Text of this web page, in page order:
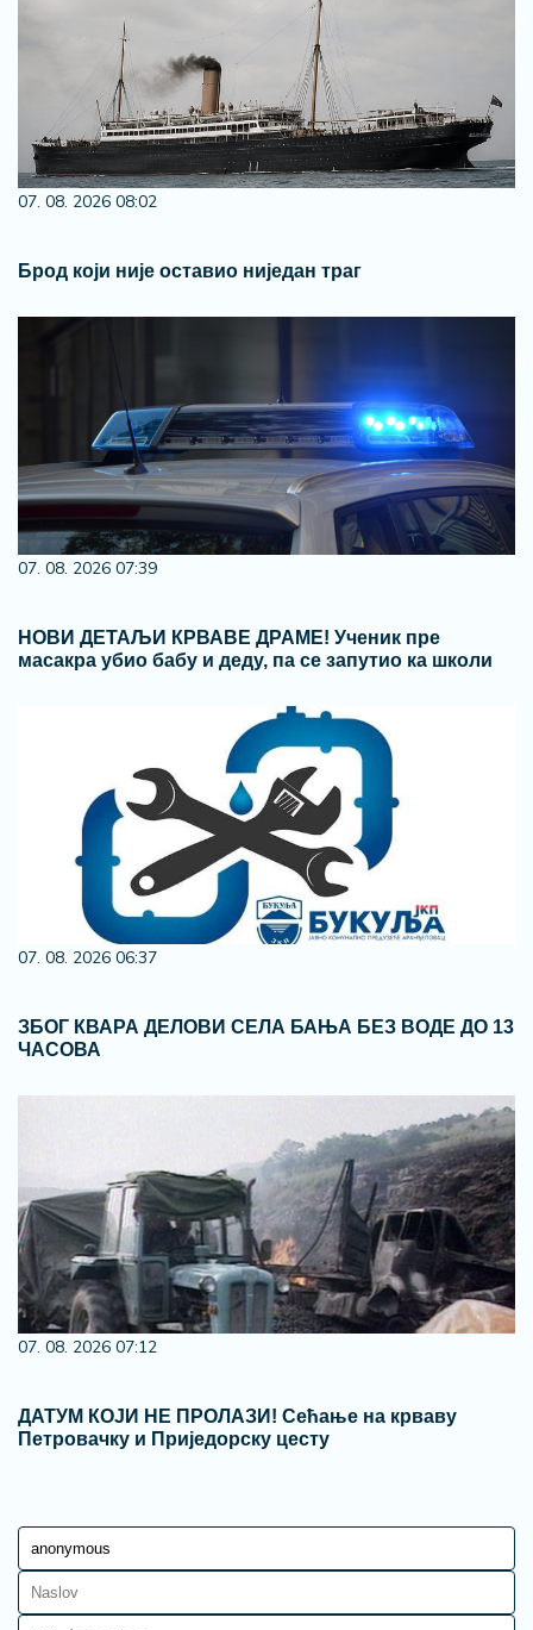
07. 08. 2026 08:02
Брод који није оставио ниједан траг
07. 08. 2026 07:39
НОВИ ДЕТАЉИ КРВАВЕ ДРАМЕ! Ученик пре
масакра убио бабу и деду, па се запутио ка школи
07. 08. 2026 06:37
ЗБОГ КВАРА ДЕЛОВИ СЕЛА БАЊА БЕЗ ВОДЕ ДО 13
ЧАСОВА
07. 08. 2026 07:12
ДАТУМ КОЈИ НЕ ПРОЛАЗИ! Сећање на крваву
Петровачку и Приједорску цесту